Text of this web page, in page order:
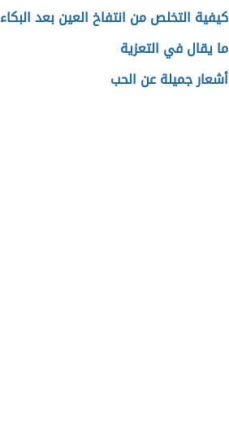
كيفية التخلص من انتفاخ العين بعد البكاء
ما يقال في التعزية
أشعار جميلة عن الحب